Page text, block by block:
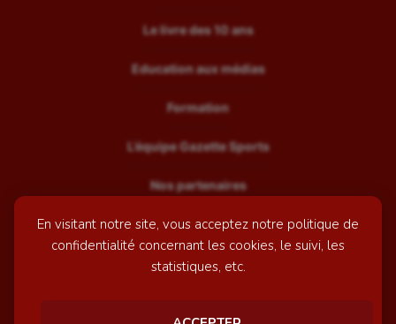
En visitant notre site, vous acceptez notre politique de
confidentialité concernant les cookies, le suivi, les
statistiques, etc.
Le livre des 10 ans
Education aux médias
Formation
L’équipe Gazette Sports
Nos partenaires
Recrutement
Mentions légales